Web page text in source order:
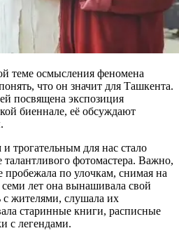
теме осмысления феномена
что он значит для Ташкента.
посвящена экспозиция
биеннале, её обсуждают
для нас стало
талантливого фотомастера. Важно,
пробежала по улочкам, снимая на
семи лет она вынашивала свой
с жителями, слушала их
старинные книги, расписные
с легендами.